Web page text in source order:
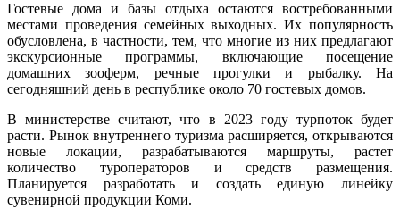
Гостевые дома и базы отдыха остаются востребованными
местами проведения семейных выходных. Их популярность
обусловлена, в частности, тем, что многие из них предлагают
экскурсионные программы, включающие посещение
домашних зооферм, речные прогулки и рыбалку. На
сегодняшний день в республике около 70 гостевых домов.
В министерстве считают, что в 2023 году турпоток будет
расти. Рынок внутреннего туризма расширяется, открываются
новые локации, разрабатываются маршруты, растет
количество туроператоров и средств размещения.
Планируется разработать и создать единую линейку
сувенирной продукции Коми.